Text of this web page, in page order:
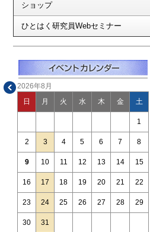
ショップ
ひとはく研究員Webセミナー
2026年8月
日 月 火 水 木 金 土
1
2 3 4 5 6 7 8
9 10 11 12 13 14 15
16 17 18 19 20 21 22
23 24 25 26 27 28 29
30 31